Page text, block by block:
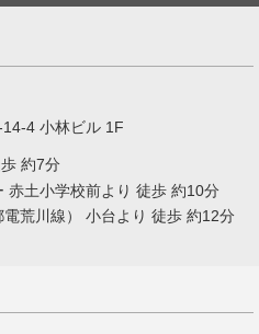
4 小林ビル 1F
約7分
赤土小学校前より 徒歩 約10分
荒川線） 小台より 徒歩 約12分